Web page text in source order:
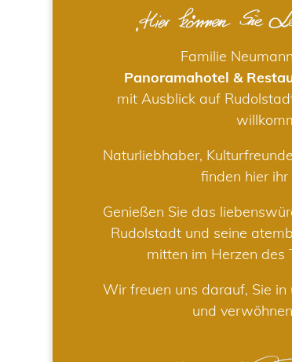
Familie
Panoramahotel &
mit Ausblick auf
Naturliebhaber,
finden hier
Genießen Sie das
Rudolstadt und seine
mitten im Herzen des
Wir freuen uns darauf, Sie
und